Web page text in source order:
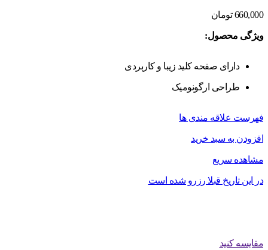
660,000 تومان
ویژگی محصول:
دارای صفحه کلید زیبا و کاربردی
طراحی ارگونومیک
فهرست علاقه مندی ها
افزودن به سبد خرید
مشاهده سریع
در این تاریخ قبلا رزرو شده است
مقایسه کنید